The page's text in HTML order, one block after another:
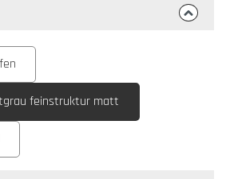
feinstruktur matt